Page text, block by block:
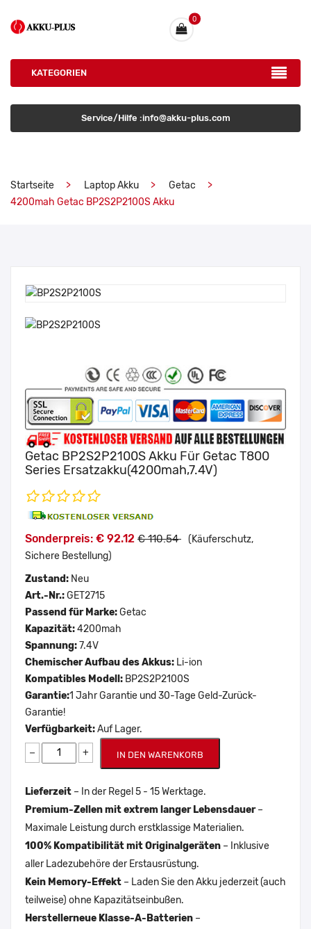
0
KATEGORIEN
Service/Hilfe :info@akku-plus.com
Startseite Laptop Akku
Getac
4200mah Getac BP2S2P2100S Akku
Getac BP2S2P2100S Akku Für Getac T800
Series Ersatzakku(4200mah,7.4V)
Sonderpreis: € 92.12 € 110.54 (Käuferschutz,
Sichere Bestellung)
Zustand: Neu
Art.-Nr.:GET2715
Passend für Marke:Getac
Kapazität:4200mah
Spannung:7.4V
Chemischer Aufbau des Akkus: Li-ion
Kompatibles Modell: BP2S2P2100S
Garantie:1 Jahr Garantie und 30-Tage Geld-Zurück-
Garantie!
Verfügbarkeit:Auf Lager.
− + IN DEN WARENKORB
Lieferzeit – In der Regel 5 - 15 Werktage.
Premium-Zellen mit extrem langer Lebensdauer–
Maximale Leistung durch erstklassige Materialien.
100% Kompatibilität mit Originalgeräten – Inklusive
aller Ladezubehöre der Erstausrüstung.
Kein Memory-Effekt – Laden Sie den Akku jederzeit (auch
teilweise) ohne Kapazitätseinbußen.
Herstellerneue Klasse-A-Batterien –